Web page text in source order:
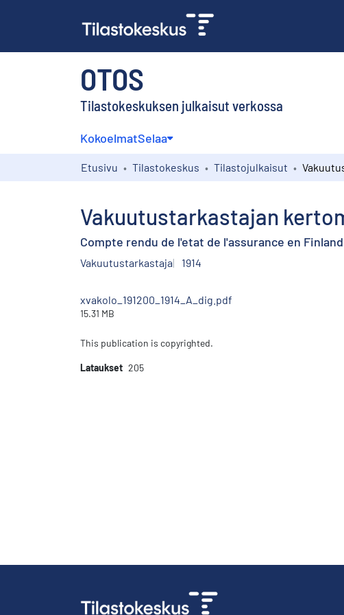
OTOS
Tilastokeskuksen julkaisut verkossa
KokoelmatSelaa
Etusivu Tilastokeskus Tilastojulkaisut
Vakuutustarkastajan
Compte rendu de l'etat de l'assurance en
Vakuutustarkastaja 1914
xvakolo_191200_1914_A_dig.pdf
15.31 MB
This publication is copyrighted.
Lataukset 205